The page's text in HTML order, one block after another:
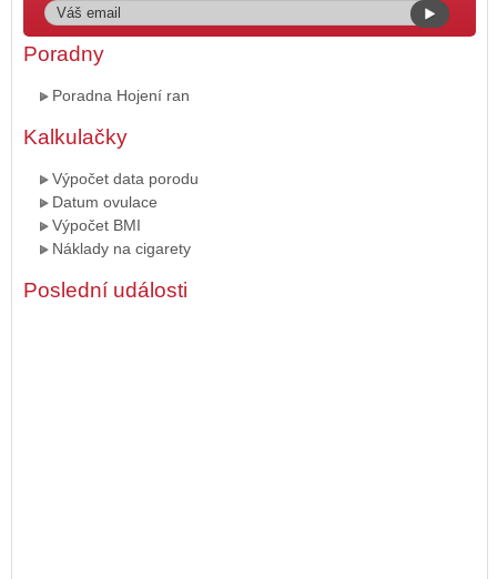
Poradny
Poradna Hojení ran
Kalkulačky
Výpočet data porodu
Datum ovulace
Výpočet BMI
Náklady na cigarety
Poslední události